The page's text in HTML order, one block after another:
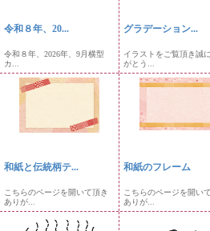
令和８年、20...
令和８年、2026年、9月横型
カ...
グラデーション...
イラストをご覧頂き誠
がとう...
和紙と伝統柄テ...
こちらのページを開いて頂き
ありが...
和紙のフレーム
こちらのページを開い
ありが...